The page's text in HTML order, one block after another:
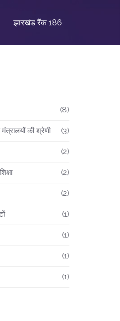
झारखंड रैंक 186
(8)
की श्रेणी (3)
(2)
(2)
(2)
(1)
(1)
(1)
(1)